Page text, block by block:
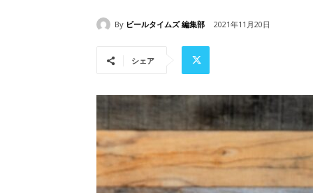
By ビールタイムズ 編集部 2021年11月20日
シェア